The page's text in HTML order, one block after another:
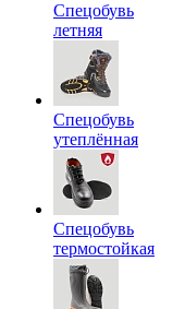
Спецобувь
летняя
Спецобувь
утеплённая
Спецобувь
термостойкая